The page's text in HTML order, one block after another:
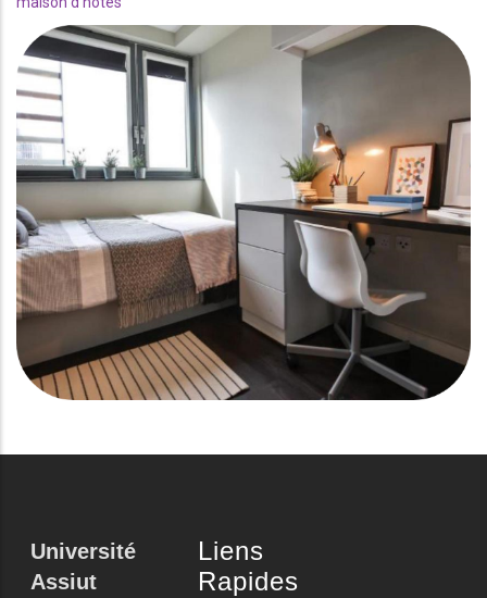
Université
Assiut
Liens
Rapides